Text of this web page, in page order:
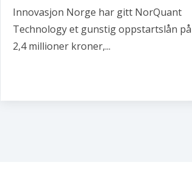
Innovasjon Norge har gitt NorQuant
Technology et gunstig oppstartslån på
2,4 millioner kroner,...